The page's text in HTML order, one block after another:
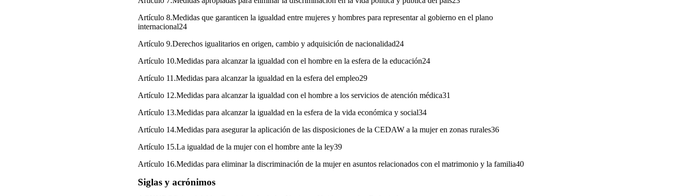
Artículo 8.Medidas que garanticen la igualdad entre mujeres y hombres para representar al gobierno en el plano
internacional24
Artículo 9.Derechos igualitarios en origen, cambio y adquisición de nacionalidad24
Artículo 10.Medidas para alcanzar la igualdad con el hombre en la esfera de la educación24
Artículo 11.Medidas para alcanzar la igualdad en la esfera del empleo29
Artículo 12.Medidas para alcanzar la igualdad con el hombre a los servicios de atención médica31
Artículo 13.Medidas para alcanzar la igualdad en la esfera de la vida económica y social34
Artículo 14.Medidas para asegurar la aplicación de las disposiciones de la CEDAW a la mujer en zonas rurales36
Artículo 15.La igualdad de la mujer con el hombre ante la ley39
Artículo 16.Medidas para eliminar la discriminación de la mujer en asuntos relacionados con el matrimonio y la familia40
Siglas y acrónimos